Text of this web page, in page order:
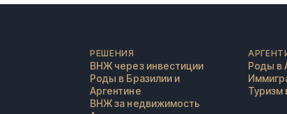
РЕШЕНИЯ
ВНЖ через инвестиции
Роды в Бразилии и
Аргентине
ВНЖ за недвижимость
Роды в
Туризм